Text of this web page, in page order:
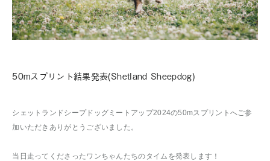
50mスプリント結果発表(Shetland Sheepdog)
シェットランドシープドッグミートアップ2024の50mスプリントへご参
加いただきありがとうございました。
当日走ってくださったワンちゃんたちのタイムを発表します！